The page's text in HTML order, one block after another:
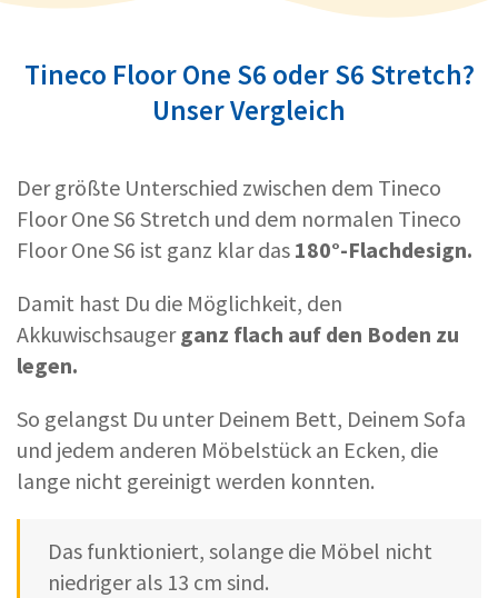
Tineco Floor One S6 oder S6 Stretch?
Unser Vergleich
Der größte Unterschied zwischen dem Tineco
Floor One S6 Stretch und dem normalen Tineco
Floor One S6 ist ganz klar das 180°-Flachdesign.
Damit hast Du die Möglichkeit, den
Akkuwischsauger ganz flach auf den Boden zu
legen.
So gelangst Du unter Deinem Bett, Deinem Sofa
und jedem anderen Möbelstück an Ecken, die
lange nicht gereinigt werden konnten.
Das funktioniert, solange die Möbel nicht
niedriger als 13 cm sind.